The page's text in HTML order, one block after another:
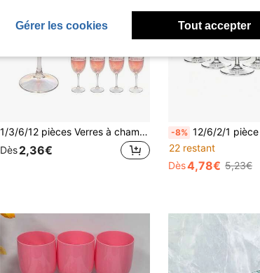
1/3/6/12 pièces Verres à champagne en acrylique diamant, 7oz incassables et réutilisables - Élégants et modernes, convenant pour la Saint-Valentin, le mariage, la fête, l'anniversaire, Noël, l'anniversaire. Champagne, fête et maison. Convient pour l'intérieur et l'extérieur, la fête, la Saint-Valentin, le mariage, le restaurant, l'anniversaire, Noël, l'anniversaire, la vaisselle à boisson, incassable, lave-vaisselle, cadeau pour la femme, la maman (les bulles sont normales)
Dès2,36€
-8% 12/6/2/1 pièce Verres à champagne cylindriques à tige haute rayés, transparent/rose/vert, convient pour les réunions d'amis, mariages, banquets, fêtes, anniversaires, coupes à
22 restant
Dès4,78€ 5,23€
Gérer les cookies Tout accepter